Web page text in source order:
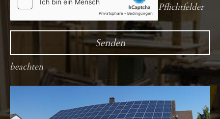
Pflichtfelder
beachten